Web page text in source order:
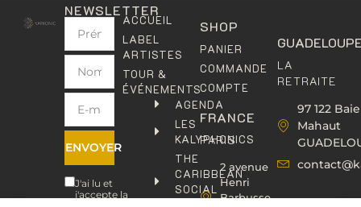
NEWSLETTER
ENVOYER
J'ai lu et
j'accepte la
ACCUEIL
LABEL
ARTISTES
TOUR &
ÉVÉNEMENTS
AGENDA
LES
KALYPHONICS
THE
CARIBBEAN
SOCIAL
FRANCE
PARIS
2 avenue
Henri
Barbusse,
SHOP
PANIER
COMMANDE
COMPTE
LA
RETRAITE
97 122 Baie
Mahaut